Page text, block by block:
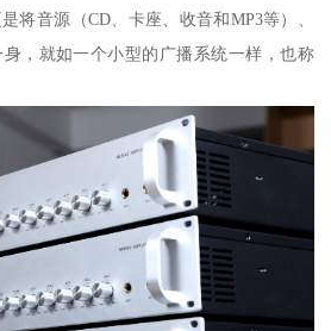
将音源（CD、卡座、收音和MP3等）、
，就如一个小型的广播系统一样，也称